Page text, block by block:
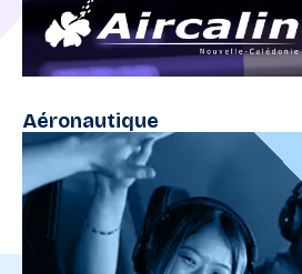
Aéronautique